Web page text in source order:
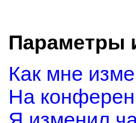
Параметры
Как мне
На